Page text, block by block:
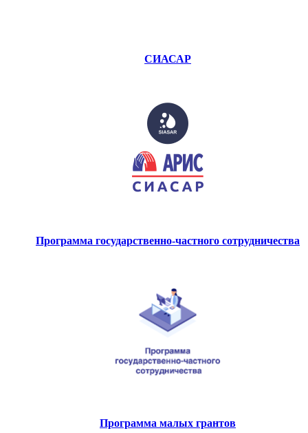
СИАСАР
Программа государственно-частного сотрудничества
Программа малых грантов